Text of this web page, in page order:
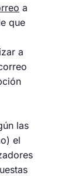
a
que
a
las
el